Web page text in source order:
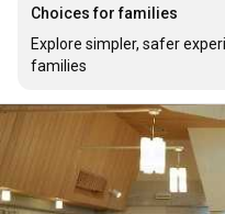
Choices for families
Explore simpler, safer
families